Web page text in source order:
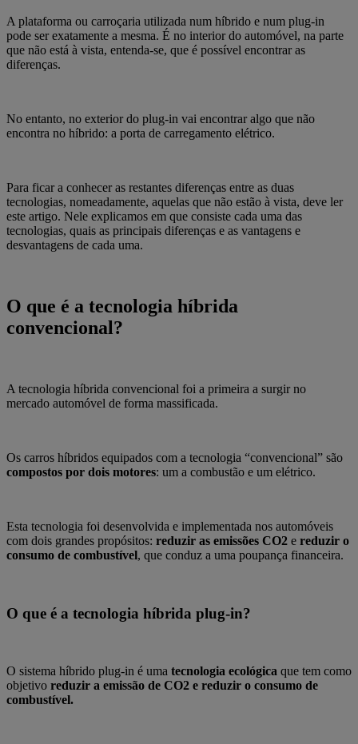
A plataforma ou carroçaria utilizada num híbrido e num plug-in
pode ser exatamente a mesma. É no interior do automóvel, na parte
que não está à vista, entenda-se, que é possível encontrar as
diferenças.
No entanto, no exterior do plug-in vai encontrar algo que não
encontra no híbrido: a porta de carregamento elétrico.
Para ficar a conhecer as restantes diferenças entre as duas
tecnologias, nomeadamente, aquelas que não estão à vista, deve ler
este artigo. Nele explicamos em que consiste cada uma das
tecnologias, quais as principais diferenças e as vantagens e
desvantagens de cada uma.
O que é a tecnologia híbrida
convencional?
A tecnologia híbrida convencional foi a primeira a surgir no
mercado automóvel de forma massificada.
Os carros híbridos equipados com a tecnologia “convencional” são
compostos por dois motores: um a combustão e um elétrico.
Esta tecnologia foi desenvolvida e implementada nos automóveis
com dois grandes propósitos: reduzir as emissões CO2 e reduzir o
consumo de combustível, que conduz a uma poupança financeira.
O que é a tecnologia híbrida plug-in?
O sistema híbrido plug-in é uma tecnologia ecológica que tem como
objetivo reduzir a emissão de CO2 e reduzir o consumo de
combustível.